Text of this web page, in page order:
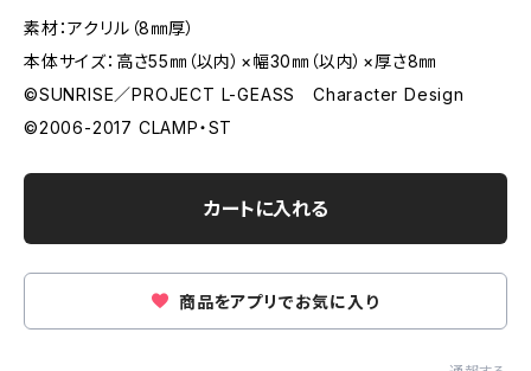
素材：アクリル（8㎜厚）
本体サイズ：高さ55㎜（以内）×幅30㎜（以内）×厚さ8㎜
©SUNRISE／PROJECT L-GEASS Character Design
©2006-2017 CLAMP・ST
カートに入れる
商品をアプリでお気に入り